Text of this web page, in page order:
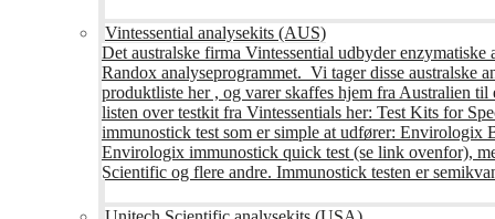
Vintessential analysekits (AUS)
Det australske firma Vintessential udbyder
Randox analyseprogrammet. Vi tager disse australske
produktliste her , og varer skaffes hjem fra Australien
listen over testkit fra Vintessentials her: Test Kits for
immunostick test som er simple at udfører: Envirologix
Envirologix immunostick quick test (se link ovenfor),
Scientific og flere andre. Immunostick testen er